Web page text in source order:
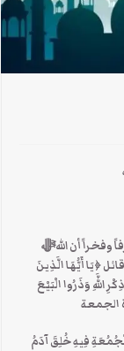
وفخراً أن اللهﷻ
﴿يَا أَيُّهَا الَّذِينَ
اللَّهِ وَذَرُوا الْبَيْعَ
الجمعة
فِيهِ خُلِقَ آدَمُ